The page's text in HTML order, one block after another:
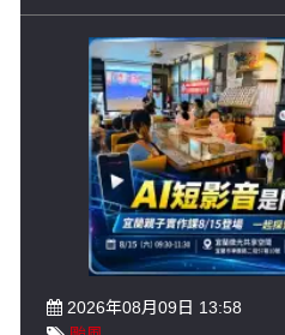
2026年08月09日 13:58